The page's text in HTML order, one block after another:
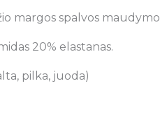
margos spalvos
20% elastanas.
pilka, juoda)